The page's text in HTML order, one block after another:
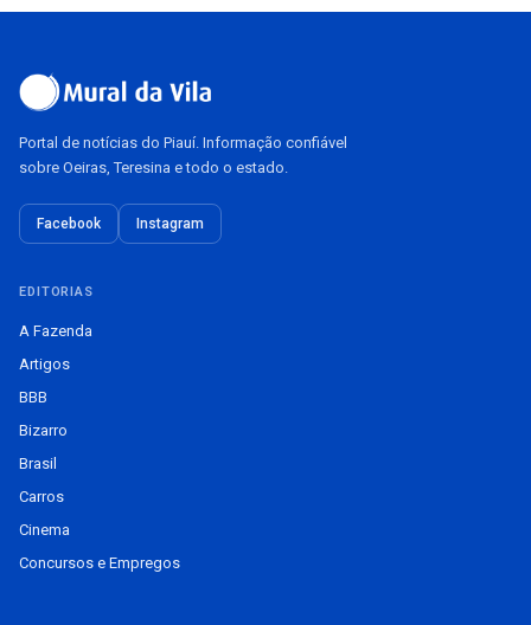
Portal de notícias do Piauí. Informação confiável
sobre Oeiras, Teresina e todo o estado.
Facebook Instagram
EDITORIAS
A Fazenda
Artigos
BBB
Bizarro
Brasil
Carros
Cinema
Concursos e Empregos